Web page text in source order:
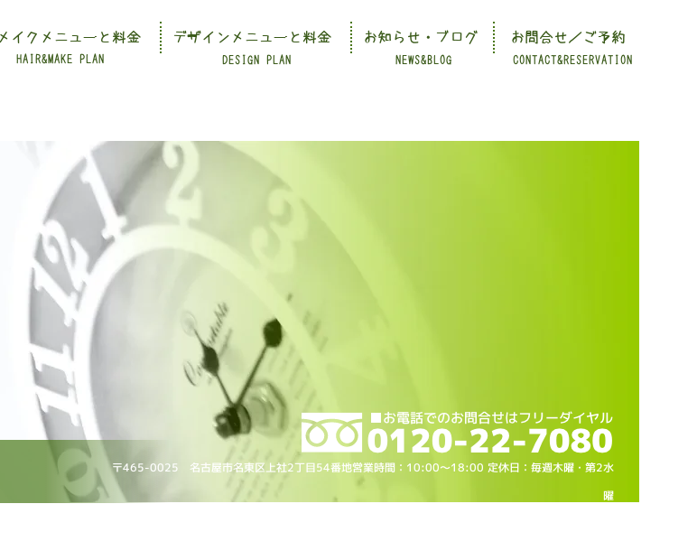
CONTACT&RESERVATION
HAIR&MAKE PLAN DESIGN PLAN NEWS&BLOG
イクメニューと料金 デザインメニューと料金 お知らせ・ブログ お問合せ／ご予約
〒465-0025 名古屋市名東区上社2丁目54番地営業時間：10:00～18:00 定休日：毎週木曜・第2水
曜